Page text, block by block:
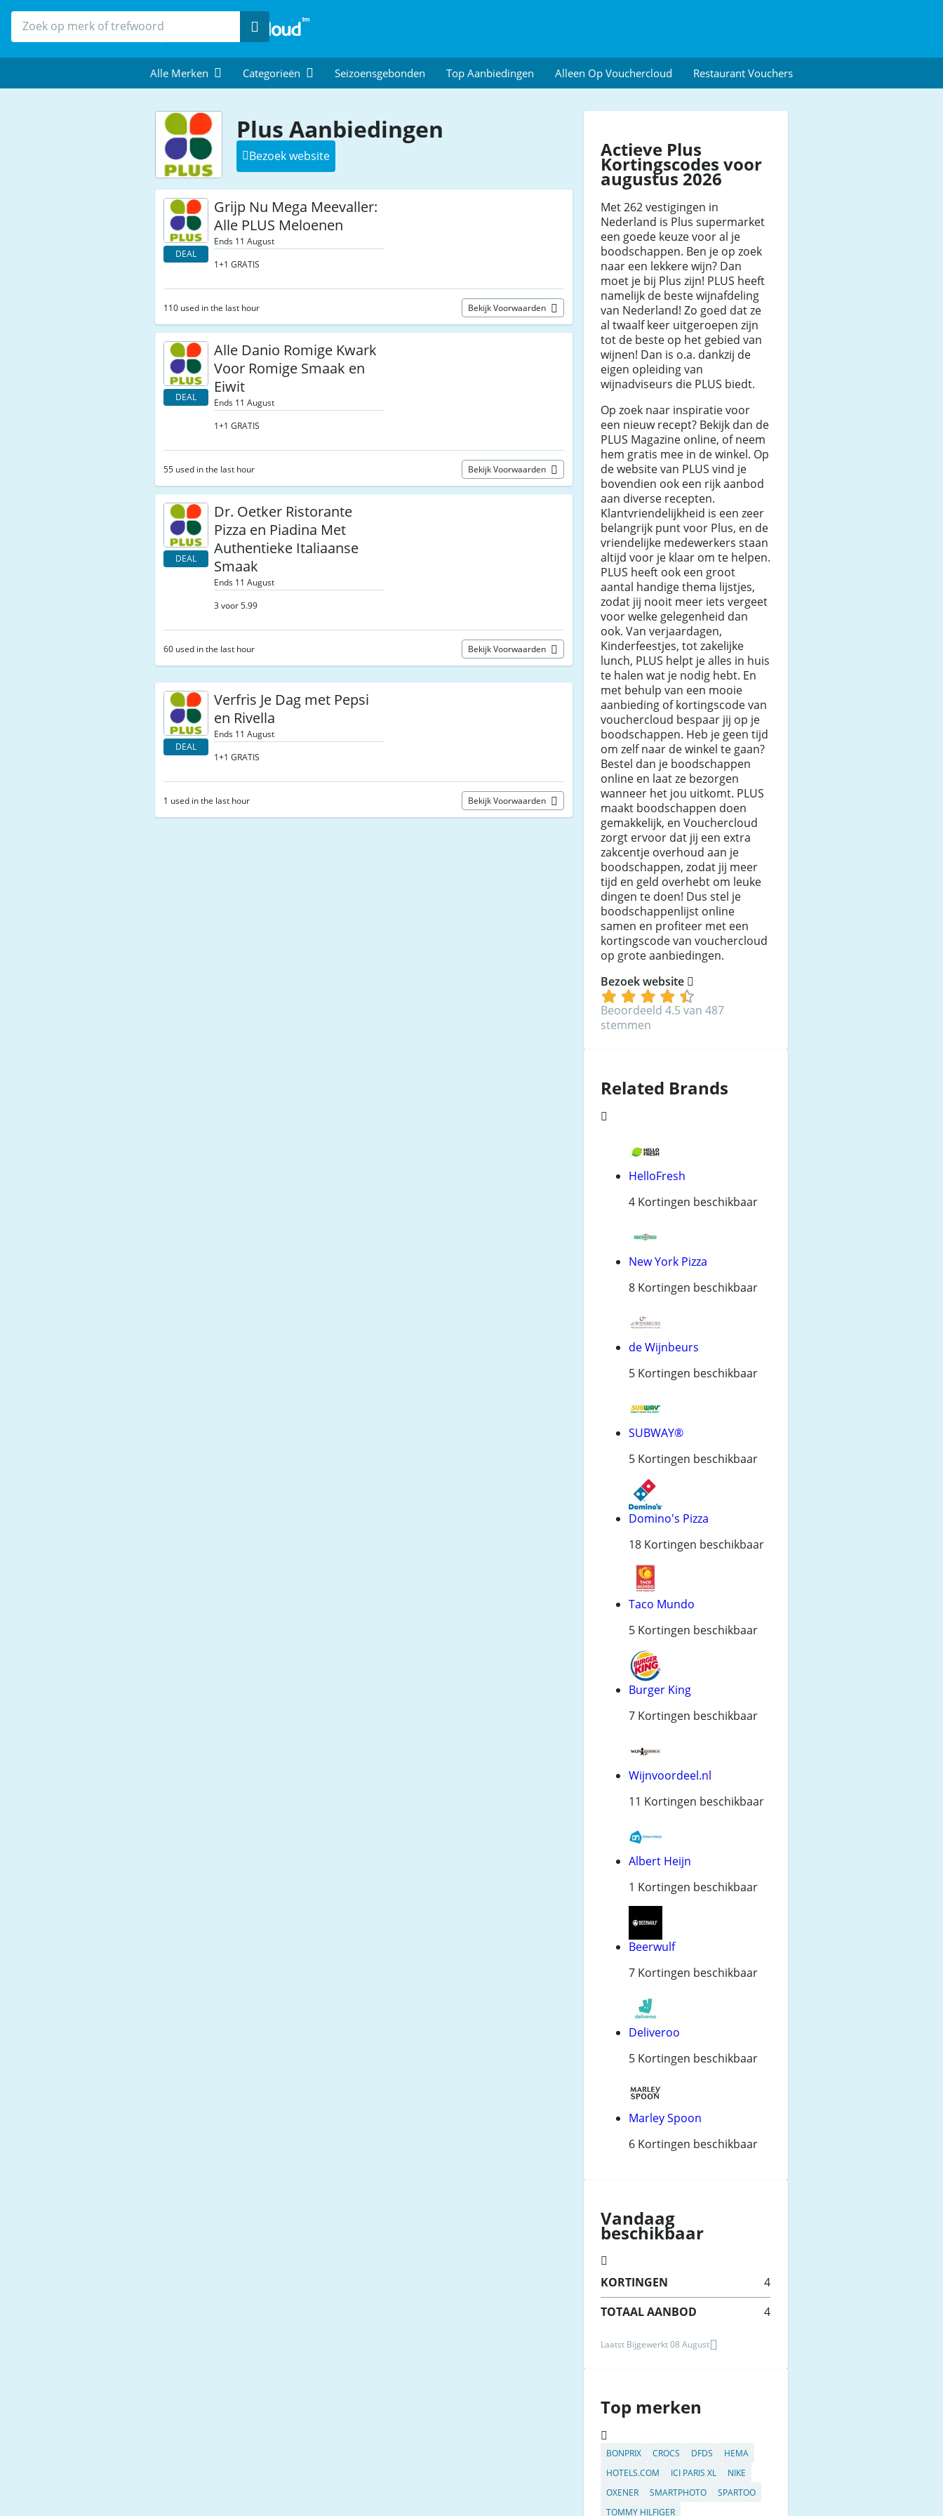
Zoek
Alle Merken Categorieën Seizoensgebonden Top Aanbiedingen Alleen Op Vouchercloud Restaurant Vouchers
Plus Aanbiedingen
Bezoek website
DEAL
Grijp Nu Mega Meevaller:
Alle PLUS Meloenen
Ends 11 August
1+1 GRATIS
110 used in the last hour Bekijk Voorwaarden
DEAL
Alle Danio Romige Kwark
Voor Romige Smaak en
Eiwit
Ends 11 August
1+1 GRATIS
55 used in the last hour Bekijk Voorwaarden
DEAL
Dr. Oetker Ristorante
Pizza en Piadina Met
Authentieke Italiaanse
Smaak
Ends 11 August
3 voor 5.99
60 used in the last hour Bekijk Voorwaarden
DEAL
Verfris Je Dag met Pepsi
en Rivella
Ends 11 August
1+1 GRATIS
1 used in the last hour Bekijk Voorwaarden
Actieve Plus
Kortingscodes voor
augustus 2026
Met 262 vestigingen in
Nederland is Plus supermarket
een goede keuze voor al je
boodschappen. Ben je op zoek
naar een lekkere wijn? Dan
moet je bij Plus zijn! PLUS heeft
namelijk de beste wijnafdeling
van Nederland! Zo goed dat ze
al twaalf keer uitgeroepen zijn
tot de beste op het gebied van
wijnen! Dan is o.a. dankzij de
eigen opleiding van
wijnadviseurs die PLUS biedt.
Op zoek naar inspiratie voor
een nieuw recept? Bekijk dan de
PLUS Magazine online, of neem
hem gratis mee in de winkel. Op
de website van PLUS vind je
bovendien ook een rijk aanbod
aan diverse recepten.
Klantvriendelijkheid is een zeer
belangrijk punt voor Plus, en de
vriendelijke medewerkers staan
altijd voor je klaar om te helpen.
PLUS heeft ook een groot
aantal handige thema lijstjes,
zodat jij nooit meer iets vergeet
voor welke gelegenheid dan
ook. Van verjaardagen,
Kinderfeestjes, tot zakelijke
lunch, PLUS helpt je alles in huis
te halen wat je nodig hebt. En
met behulp van een mooie
aanbieding of kortingscode van
vouchercloud bespaar jij op je
boodschappen. Heb je geen tijd
om zelf naar de winkel te gaan?
Bestel dan je boodschappen
online en laat ze bezorgen
wanneer het jou uitkomt. PLUS
maakt boodschappen doen
gemakkelijk, en Vouchercloud
zorgt ervoor dat jij een extra
zakcentje overhoud aan je
boodschappen, zodat jij meer
tijd en geld overhebt om leuke
dingen te doen! Dus stel je
boodschappenlijst online
samen en profiteer met een
kortingscode van vouchercloud
op grote aanbiedingen.
Bezoek website
Beoordeeld 4.5 van 487
stemmen
Related Brands
HelloFresh
4 Kortingen beschikbaar
New York Pizza
8 Kortingen beschikbaar
de Wijnbeurs
5 Kortingen beschikbaar
SUBWAY®
5 Kortingen beschikbaar
Domino's Pizza
18 Kortingen beschikbaar
Taco Mundo
5 Kortingen beschikbaar
Burger King
7 Kortingen beschikbaar
Wijnvoordeel.nl
11 Kortingen beschikbaar
Albert Heijn
1 Kortingen beschikbaar
Beerwulf
7 Kortingen beschikbaar
Deliveroo
5 Kortingen beschikbaar
Marley Spoon
6 Kortingen beschikbaar
Vandaag
beschikbaar
KORTINGEN
4
TOTAAL AANBOD
4
Laatst Bijgewerkt 08 August
Top merken
BONPRIX CROCS DFDS
HEMA
HOTELS.COM
ICI PARIS XL
NIKE
OXENER
SMARTPHOTO
SPARTOO
TOMMY HILFIGER